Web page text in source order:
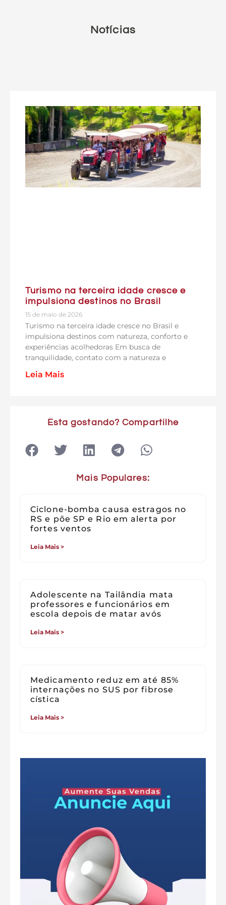
Notícias
Turismo na terceira idade cresce e
impulsiona destinos no Brasil
15 de maio de 2026
Turismo na terceira idade cresce no Brasil e
impulsiona destinos com natureza, conforto e
experiências acolhedoras Em busca de
tranquilidade, contato com a natureza e
Leia Mais
Esta gostando? Compartilhe
Mais Populares:
Ciclone-bomba causa estragos no
RS e põe SP e Rio em alerta por
fortes ventos
Leia Mais >
Adolescente na Tailândia mata
professores e funcionários em
escola depois de matar avós
Leia Mais >
Medicamento reduz em até 85%
internações no SUS por fibrose
cística
Leia Mais >